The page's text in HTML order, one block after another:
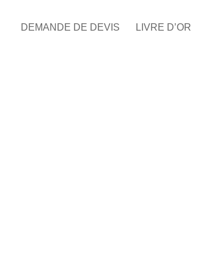
DEMANDE DE DEVIS LIVRE D’OR